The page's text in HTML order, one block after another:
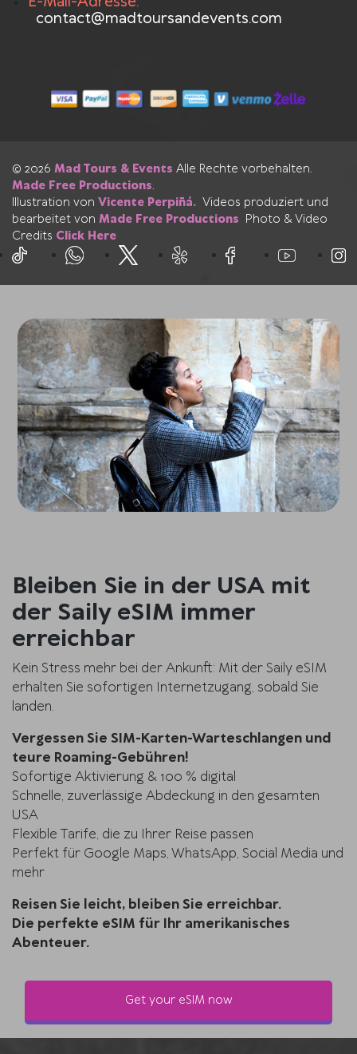
contact@madtoursandevents.com
© 2026 Mad Tours & Events Alle Rechte vorbehalten.
Made Free Productions.
Illustration von Vicente Perpiñá. Videos produziert und
bearbeitet von Made Free Productions Photo & Video
Credits Click Here
Bleiben Sie in der USA mit
der Saily eSIM immer
erreichbar
Kein Stress mehr bei der Ankunft: Mit der Saily eSIM
erhalten Sie sofortigen Internetzugang, sobald Sie
landen.
Vergessen Sie SIM-Karten-Warteschlangen und
teure Roaming-Gebühren!
Sofortige Aktivierung & 100 % digital
Schnelle, zuverlässige Abdeckung in den gesamten
USA
Flexible Tarife, die zu Ihrer Reise passen
Perfekt für Google Maps, WhatsApp, Social Media und
mehr
Reisen Sie leicht, bleiben Sie erreichbar.
Die perfekte eSIM für Ihr amerikanisches
Abenteuer.
Get your eSIM now